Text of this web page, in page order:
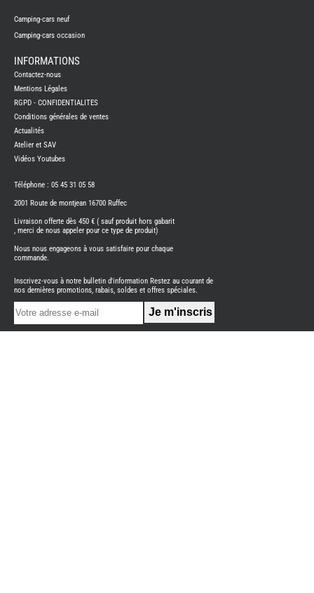
NEUFS
CAMPING-
CAMPING-
BENIMAR
CAMPING-
CARADO
CAMPING-
ITINEO
CAMPING-
OCCASION
CARADO
NEUFS
FOURGON
BENIMAR
FOURGON
Camping-cars neuf
Camping-cars occasion
INFORMATIONS
Contactez-nous
Mentions Légales
RGPD - CONFIDENTIALITES
Conditions générales de ventes
Actualités
Atelier et SAV
Vidéos Youtubes
Téléphone : 05 45 31 05 58
2001 Route de montjean 16700 Ruffec
Livraison offerte dès 450 € ( sauf produit hors gabarit
, merci de nous appeler pour ce type de produit)
Nous nous engageons à vous satisfaire pour chaque
commande.
Inscrivez-vous à notre bulletin d'information Restez au courant de
nos dernières promotions, rabais, soldes et offres spéciales.